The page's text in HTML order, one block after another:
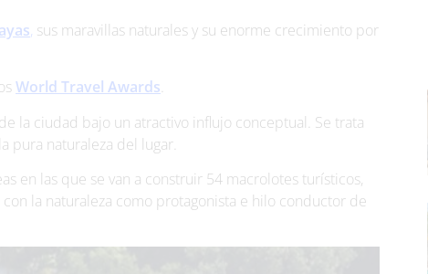
, sus maravillas naturales y su enorme crecimiento por
World Travel Awards.
la ciudad bajo un atractivo influjo conceptual. Se trata
pura naturaleza del lugar.
en las que se van a construir 54 macrolotes turísticos,
la naturaleza como protagonista e hilo conductor de